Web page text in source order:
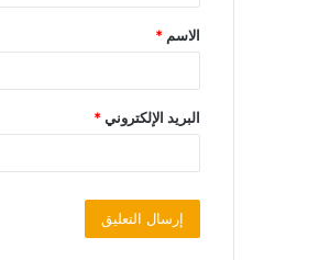
الاسم *
البريد الإلكتروني*